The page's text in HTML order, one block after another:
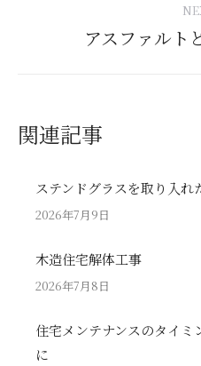
アスファルト
関連記事
ステンドグラスを取り入れ
2026年7月9日
木造住宅解体工事
2026年7月8日
住宅メンテナンスのタイ
に